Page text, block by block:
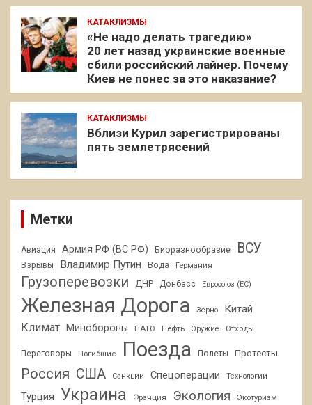
КАТАКЛИЗМЫ
«Не надо делать трагедию»
20 лет назад украинские военные
сбили российский лайнер. Почему
Киев не понес за это наказание?
КАТАКЛИЗМЫ
Вблизи Курил зарегистрированы
пять землетрясений
Метки
Авиация Армия РФ (ВС РФ) Биоразнообразие ВСУ
Взрывы Владимир Путин Вода Германия
Грузоперевозки ДНР Донбасс Евросоюз (ЕС)
Железная Дорога Зерно Китай
Климат Минобороны НАТО Нефть Оружие Отходы
Переговоры Погибшие Поезда Полеты Протесты
Россия США Санкции Спецоперации Технологии
Турция Украина Франция Экология
Экотуризм